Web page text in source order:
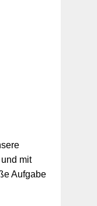
mit
Aufgabe